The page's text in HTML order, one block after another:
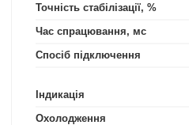
Точність стабілізації, %
Час спрацювання, мс
Спосіб підключення
Індикація
Охолодження